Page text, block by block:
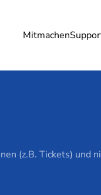
Mitmachen
(z.B. Tickets) und